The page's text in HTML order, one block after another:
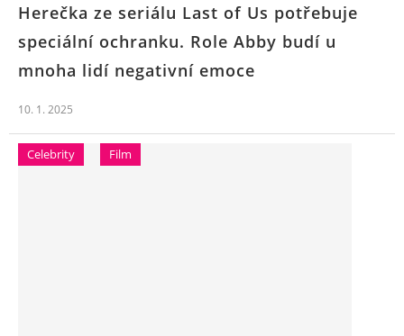
Herečka ze seriálu Last of Us potřebuje
speciální ochranku. Role Abby budí u
mnoha lidí negativní emoce
10. 1. 2025
Celebrity Film